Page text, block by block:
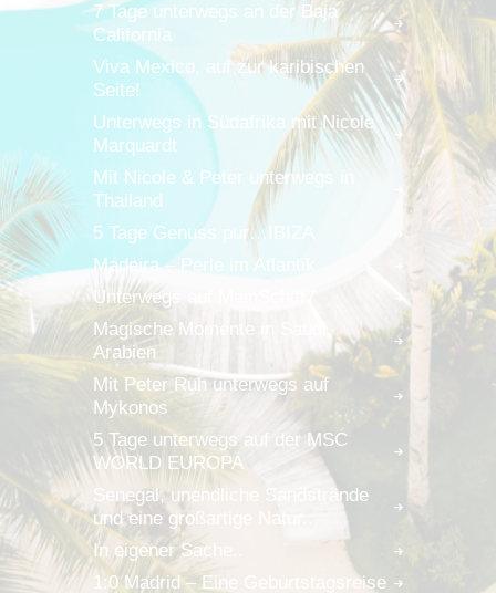
7 Tage unterwegs an der Baja
California
Viva Mexico, auf zur karibischen
Seite!
Unterwegs in Südafrika mit Nicole
Marquardt
Mit Nicole & Peter unterwegs in
Thailand
5 Tage Genuss pur…IBIZA
Madeira – Perle im Atlantik
Unterwegs auf MeinSchiff7
Magische Momente in Saudi
Arabien
Mit Peter Ruh unterwegs auf
Mykonos
5 Tage unterwegs auf der MSC
WORLD EUROPA
Senegal, unendliche Sandstrände
und eine großartige Natur..
In eigener Sache..
1:0 Madrid – Eine Geburtstagsreise